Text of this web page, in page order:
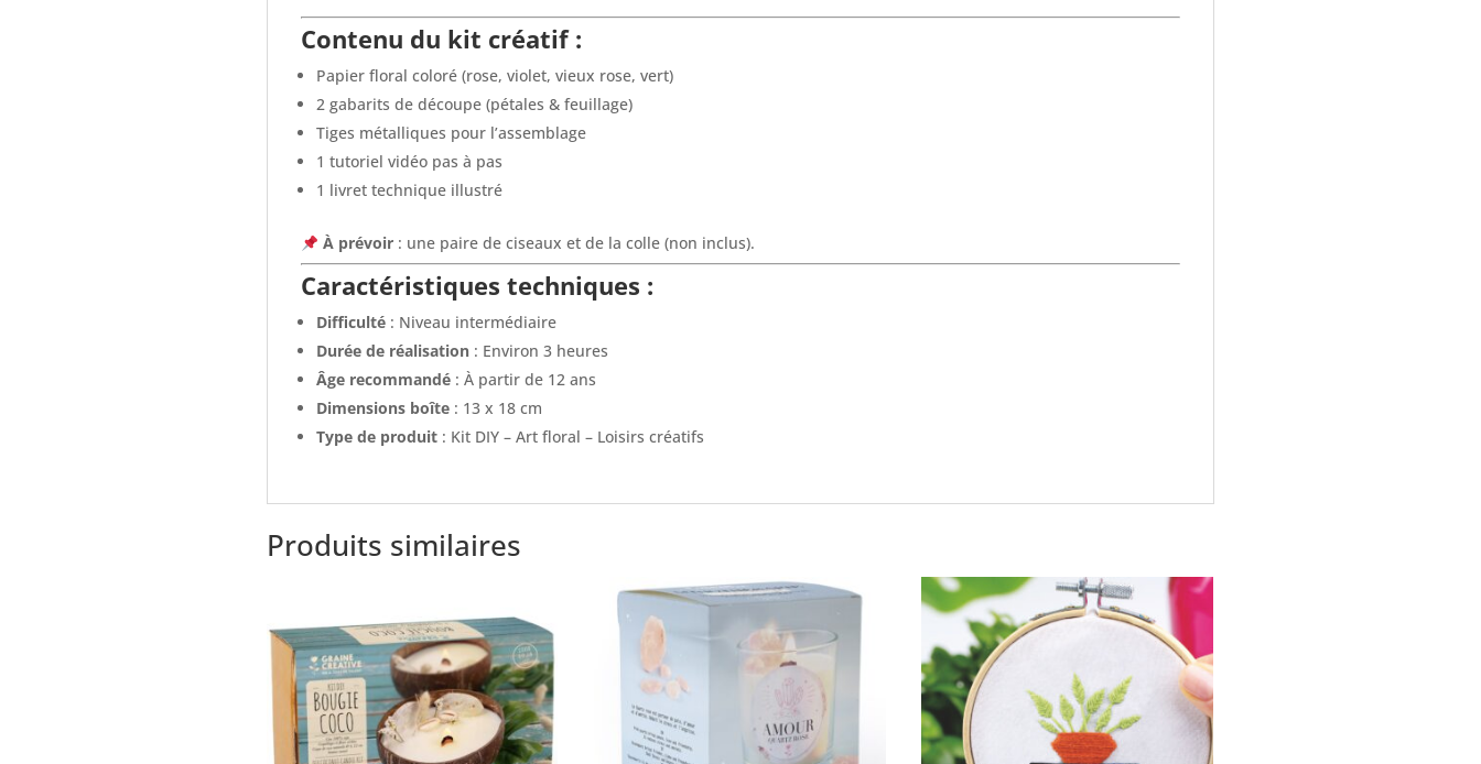
Contenu du kit créatif :
Papier floral coloré (rose, violet, vieux rose, vert)
2 gabarits de découpe (pétales & feuillage)
Tiges métalliques pour l’assemblage
1 tutoriel vidéo pas à pas
1 livret technique illustré
À prévoir: une paire de ciseaux et de la colle (non inclus).
Caractéristiques techniques :
Difficulté: Niveau intermédiaire
Durée de réalisation: Environ 3 heures
Âge recommandé: À partir de 12 ans
Dimensions boîte: 13 x 18 cm
Type de produit: Kit DIY – Art floral – Loisirs créatifs
Produits similaires